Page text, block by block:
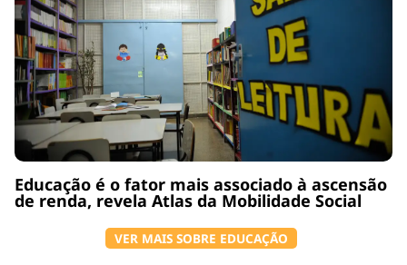
Educação é o fator mais associado à ascensão
de renda, revela Atlas da Mobilidade Social
VER MAIS SOBRE EDUCAÇÃO